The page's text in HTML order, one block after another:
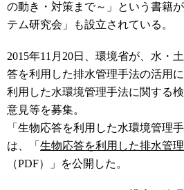
の動き・対策まで～」という書籍
テム研究会」も設立されている。
2015年11月20日、環境省が、水・
答を利用した排水管理手法の活用
利用した水環境管理手法に関する
意見等を募集。
「生物応答を利用した水環境管理
は、「 生物応答を利用した排水管
（PDF）」を公開した。